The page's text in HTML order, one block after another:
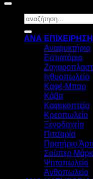
Αναζήτηση
για:
ΑΝΑ ΕΠΙΧΕΙΡΗΣΗ
Αναψυκτήριο
Εστιατόριο
Ιχθυοπωλείο
Καφέ-Μπαρ
Κάβα
Καφεκοπτείο
Κρεοπωλείο
Ξενοδοχείο
Πιτσαρία
Πρατήριο
Σούπερ
Ψητοπωλείο
Ανθοπωλείο